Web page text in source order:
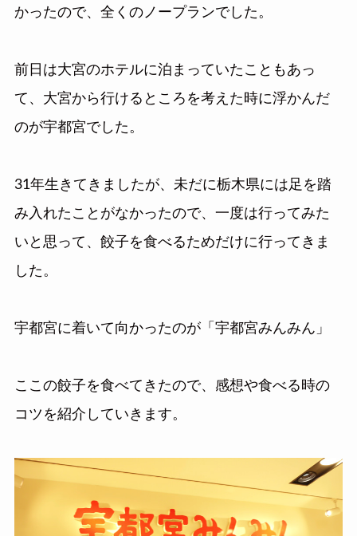
かったので、全くのノープランでした。
前日は大宮のホテルに泊まっていたこともあっ
て、大宮から行けるところを考えた時に浮かんだ
のが宇都宮でした。
31年生きてきましたが、未だに栃木県には足を踏
み入れたことがなかったので、一度は行ってみた
いと思って、餃子を食べるためだけに行ってきま
した。
宇都宮に着いて向かったのが「宇都宮みんみん」
ここの餃子を食べてきたので、感想や食べる時の
コツを紹介していきます。